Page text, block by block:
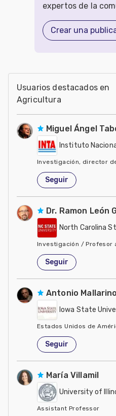
expertos de la
Crear una
Usuarios destacados en
Agricultura
Miguel Ángel
Instituto
Investigación, director
Estados Unidos de
Seguir
Dr. Ramon León
North Carolina
Investigación / Profesor
Estados Unidos de
Seguir
Antonio Mallarino
Iowa State
Estados Unidos de
Seguir
María Villamil
University of
Assistant Professor